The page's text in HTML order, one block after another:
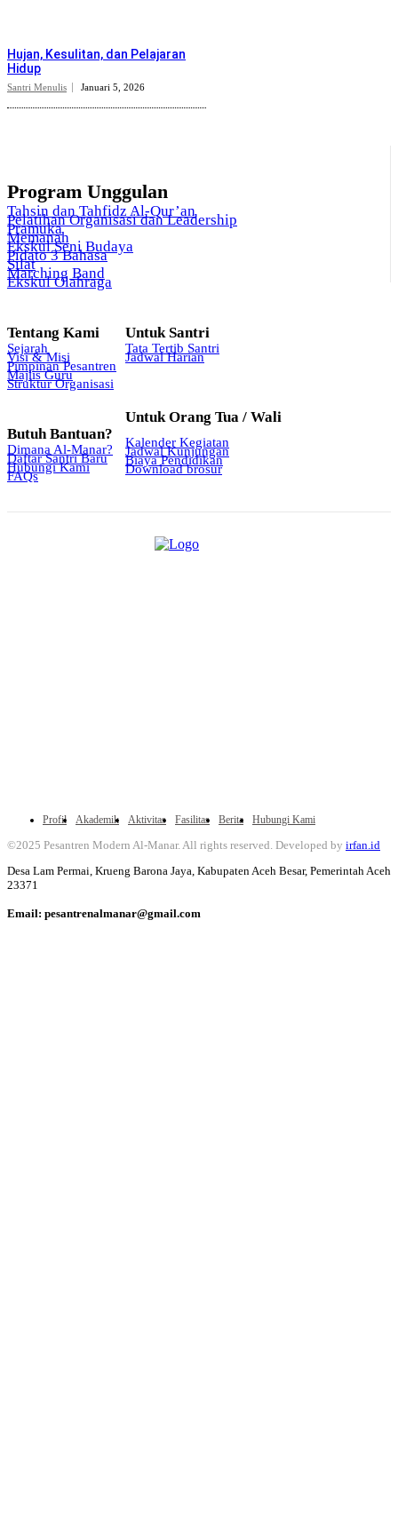
Hujan, Kesulitan, dan Pelajaran
Hidup
Santri Menulis Januari 5, 2026
Program Unggulan
Tahsin dan Tahfidz Al-Qur’an
Pelatihan Organisasi dan Leadership
Pramuka
Memanah
Ekskul Seni Budaya
Pidato 3 Bahasa
Silat
Marching Band
Ekskul Olahraga
Tentang Kami
Sejarah
Visi & Misi
Pimpinan Pesantren
Majlis Guru
Struktur Organisasi
Butuh Bantuan?
Dimana Al-Manar?
Daftar Santri Baru
Hubungi Kami
FAQs
Untuk Santri
Tata Tertib Santri
Jadwal Harian
Untuk Orang Tua / Wali
Kalender Kegiatan
Jadwal Kunjungan
Biaya Pendidikan
Download brosur
Profil Akademik Aktivitas Fasilitas Berita Hubungi Kami
©2025 Pesantren Modern Al-Manar. All rights reserved. Developed by irfan.id
Desa Lam Permai, Krueng Barona Jaya, Kabupaten Aceh Besar, Pemerintah Aceh
23371
Email: pesantrenalmanar@gmail.com